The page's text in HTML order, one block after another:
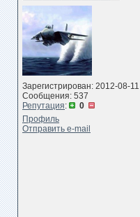
Зарегистрирован: 2012-08-11
Сообщения: 537
Репутация:
0
Профиль
Отправить e-mail